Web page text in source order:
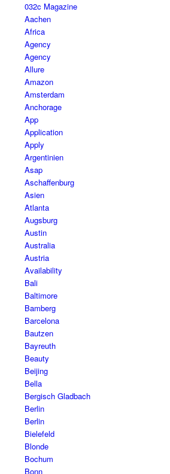
032c Magazine
Aachen
Africa
Agency
Agency
Allure
Amazon
Amsterdam
Anchorage
App
Application
Apply
Argentinien
Asap
Aschaffenburg
Asien
Atlanta
Augsburg
Austin
Australia
Austria
Availability
Bali
Baltimore
Bamberg
Barcelona
Bautzen
Bayreuth
Beauty
Beijing
Bella
Bergisch Gladbach
Berlin
Berlin
Bielefeld
Blonde
Bochum
Bonn